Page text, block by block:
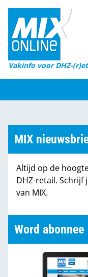
Vakinfo voor DHZ-
Home
Magazines
DHZ Sessie
Marktcijfers
Partners
MIX
Altijd op de
DHZ-retail. Schrijf
van MIX.
Word abonnee